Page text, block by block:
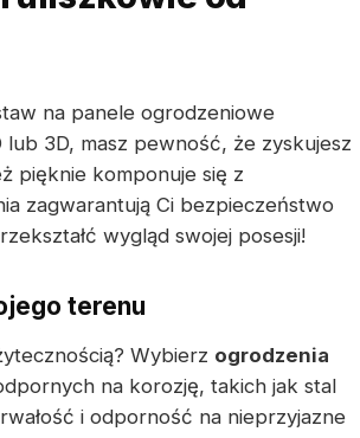
na panele ogrodzeniowe
3D, masz pewność, że zyskujesz
pięknie komponuje się z
zagwarantują Ci bezpieczeństwo
wygląd swojej posesji!
terenu
Wybierz ogrodzenia
na korozję, takich jak stal
i odporność na nieprzyjazne